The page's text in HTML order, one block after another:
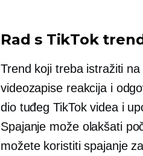
Rad s TikTok
Trend koji treba istražiti
videozapise reakcija i
dio tuđeg TikTok videa i
Spajanje može olakšati
možete koristiti spajanje